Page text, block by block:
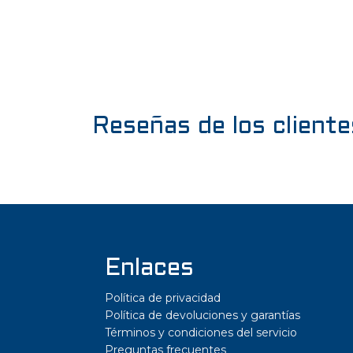
Reseñas de los
Enlaces
Política de privacidad
Política de devoluciones y garantías
Términos y condiciones del servicio
Preguntas frecuentes